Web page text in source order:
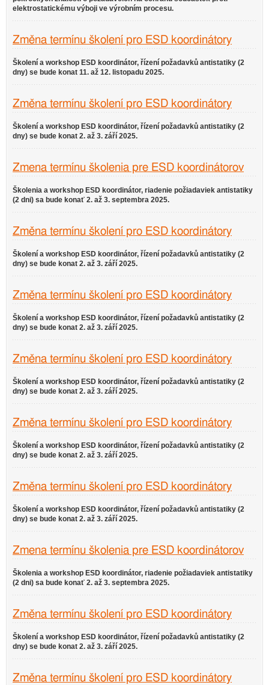
elektrostatickému výboji ve výrobním procesu.
Změna termínu školení pro ESD koordinátory
Školení a workshop ESD koordinátor, řízení požadavků antistatiky (2
dny) se bude konat 11. až 12. listopadu 2025.
Změna termínu školení pro ESD koordinátory
Školení a workshop ESD koordinátor, řízení požadavků antistatiky (2
dny) se bude konat 2. až 3. září 2025.
Zmena termínu školenia pre ESD koordinátorov
Školenia a workshop ESD koordinátor, riadenie požiadaviek antistatiky
(2 dni) sa bude konať 2. až 3. septembra 2025.
Změna termínu školení pro ESD koordinátory
Školení a workshop ESD koordinátor, řízení požadavků antistatiky (2
dny) se bude konat 2. až 3. září 2025.
Změna termínu školení pro ESD koordinátory
Školení a workshop ESD koordinátor, řízení požadavků antistatiky (2
dny) se bude konat 2. až 3. září 2025.
Změna termínu školení pro ESD koordinátory
Školení a workshop ESD koordinátor, řízení požadavků antistatiky (2
dny) se bude konat 2. až 3. září 2025.
Změna termínu školení pro ESD koordinátory
Školení a workshop ESD koordinátor, řízení požadavků antistatiky (2
dny) se bude konat 2. až 3. září 2025.
Změna termínu školení pro ESD koordinátory
Školení a workshop ESD koordinátor, řízení požadavků antistatiky (2
dny) se bude konat 2. až 3. září 2025.
Zmena termínu školenia pre ESD koordinátorov
Školenia a workshop ESD koordinátor, riadenie požiadaviek antistatiky
(2 dni) sa bude konať 2. až 3. septembra 2025.
Změna termínu školení pro ESD koordinátory
Školení a workshop ESD koordinátor, řízení požadavků antistatiky (2
dny) se bude konat 2. až 3. září 2025.
Změna termínu školení pro ESD koordinátory